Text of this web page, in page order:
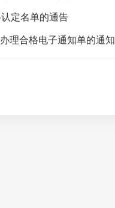
定名单的通告
理合格电子通知单的通知